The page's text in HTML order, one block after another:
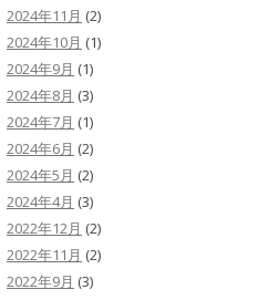
2024年11月 (2)
2024年10月 (1)
2024年9月 (1)
2024年8月 (3)
2024年7月 (1)
2024年6月 (2)
2024年5月 (2)
2024年4月 (3)
2022年12月 (2)
2022年11月 (2)
2022年9月 (3)